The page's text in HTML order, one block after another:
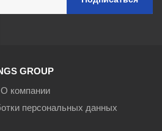
GROUP
О компании
персональных данных